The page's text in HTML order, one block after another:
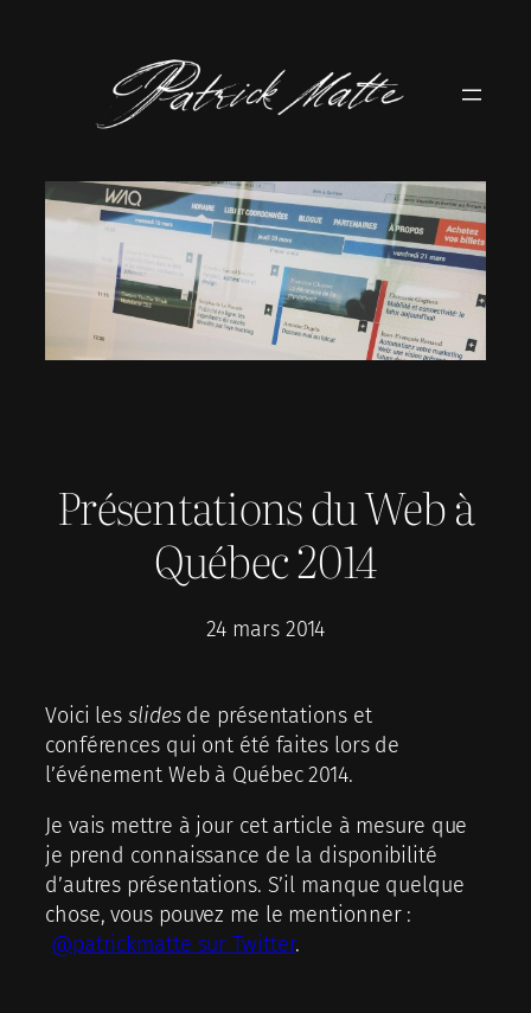
Présentations du Web à
Québec 2014
24 mars 2014
Voici les slidesde présentations et
conférences qui ont été faites lors de
l’événement Web à Québec 2014.
Je vais mettre à jour cet article à mesure que
je prend connaissance de la disponibilité
d’autres présentations. S’il manque quelque
chose, vous pouvez me le mentionner :
@patrickmatte sur Twitter.